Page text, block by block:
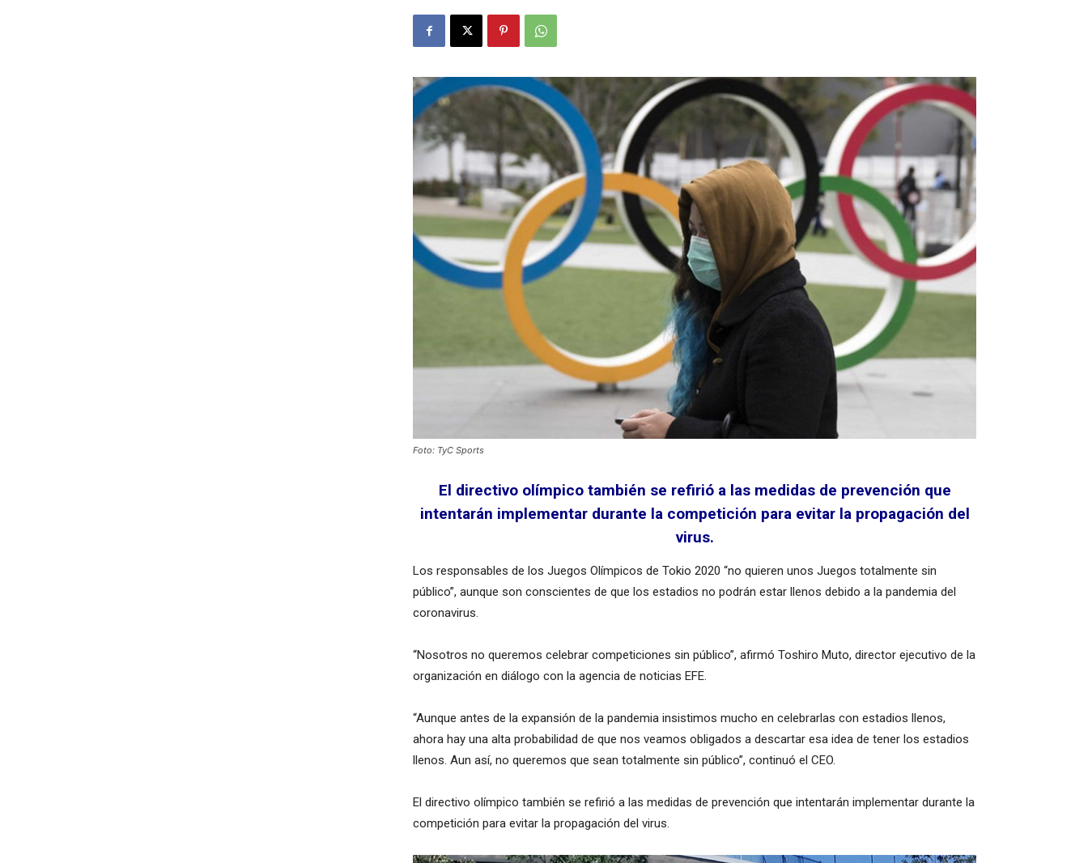
Foto: TyC Sports
El directivo olímpico también se refirió a las medidas de prevención que
intentarán implementar durante la competición para evitar la propagación del
virus.
Los responsables de los Juegos Olímpicos de Tokio 2020 “no quieren unos Juegos totalmente sin
público”, aunque son conscientes de que los estadios no podrán estar llenos debido a la pandemia del
coronavirus.
“Nosotros no queremos celebrar competiciones sin público”, afirmó Toshiro Muto, director ejecutivo de la
organización en diálogo con la agencia de noticias EFE.
“Aunque antes de la expansión de la pandemia insistimos mucho en celebrarlas con estadios llenos,
ahora hay una alta probabilidad de que nos veamos obligados a descartar esa idea de tener los estadios
llenos. Aun así, no queremos que sean totalmente sin público”, continuó el CEO.
El directivo olímpico también se refirió a las medidas de prevención que intentarán implementar durante la
competición para evitar la propagación del virus.